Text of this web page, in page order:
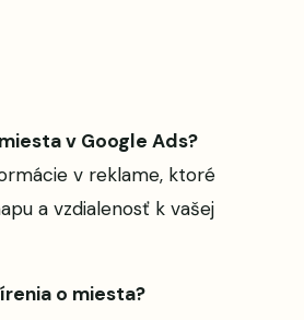
v Google Ads?
v reklame, ktoré
a vzdialenosť k vašej
o miesta?